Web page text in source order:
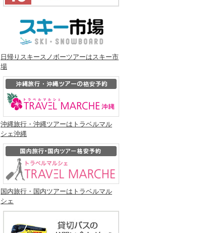
日帰りスキースノボーツアーはスキー市
場
沖縄旅行・沖縄ツアーはトラベルマル
シェ沖縄
国内旅行・国内ツアーはトラベルマル
シェ